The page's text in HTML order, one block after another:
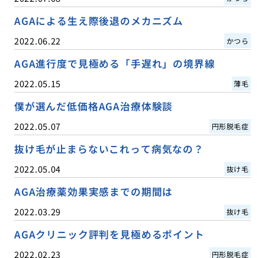
AGAによる生え際後退のメカニズム
2022.06.22 かつら
AGA進行度で見極める「手遅れ」の境界線
2022.05.15 薄毛
僕が選んだ低価格AGA治療体験談
2022.05.07 円形脱毛症
抜け毛が止まらないこれって病気なの？
2022.05.04 抜け毛
AGA治療薬効果実感までの期間は
2022.03.29 抜け毛
AGAクリニック評判を見極めるポイント
2022.02.23 円形脱毛症